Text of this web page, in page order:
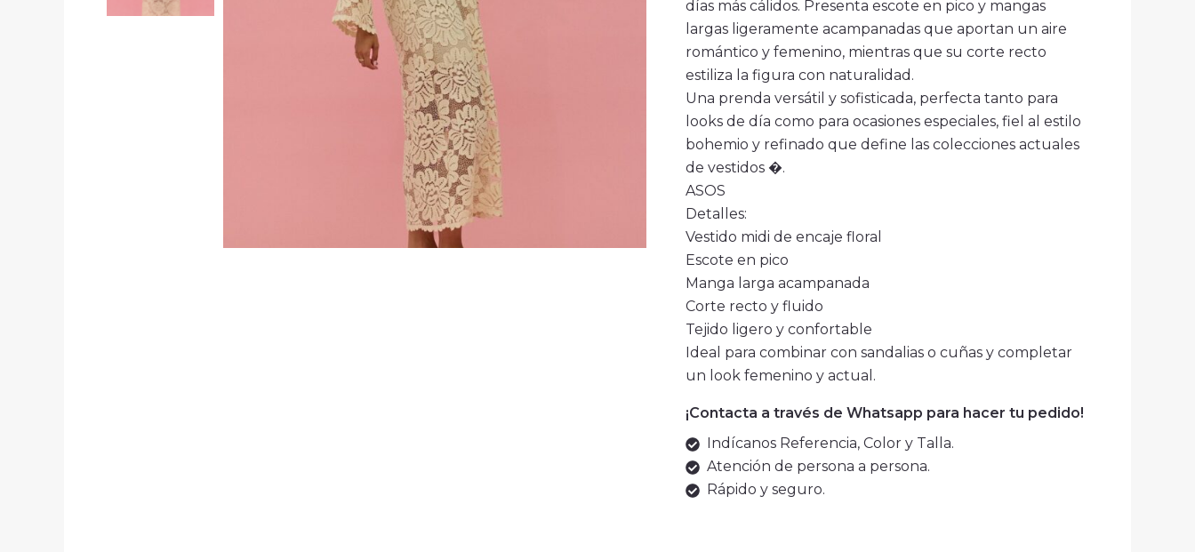
días más cálidos. Presenta escote en pico y mangas
largas ligeramente acampanadas que aportan un aire
romántico y femenino, mientras que su corte recto
estiliza la figura con naturalidad.
Una prenda versátil y sofisticada, perfecta tanto para
looks de día como para ocasiones especiales, fiel al estilo
bohemio y refinado que define las colecciones actuales
de vestidos �.
ASOS
Detalles:
Vestido midi de encaje floral
Escote en pico
Manga larga acampanada
Corte recto y fluido
Tejido ligero y confortable
Ideal para combinar con sandalias o cuñas y completar
un look femenino y actual.
¡Contacta a través de Whatsapp para hacer tu pedido!
Indícanos Referencia, Color y Talla.
Atención de persona a persona.
Rápido y seguro.